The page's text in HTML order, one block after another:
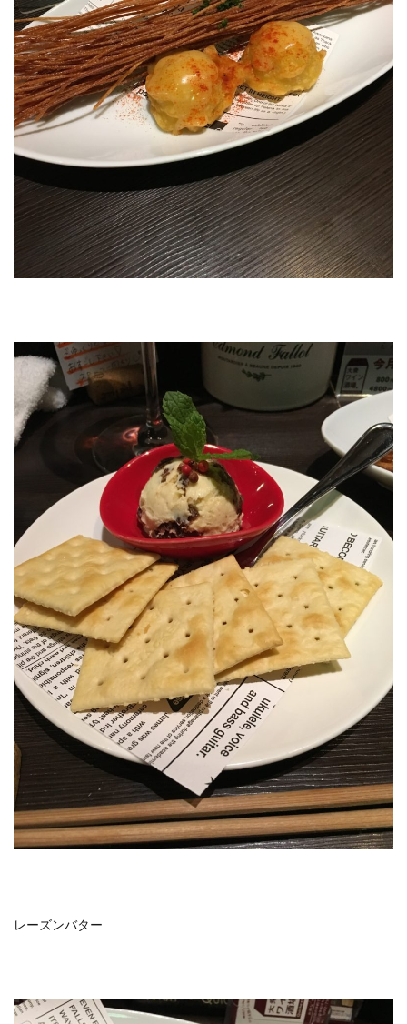
レーズンバター